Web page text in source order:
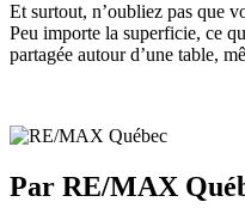
Et surtout, n’oubliez pas que
Peu importe la superficie, ce
partagée autour d’une table,
Par RE/MAX